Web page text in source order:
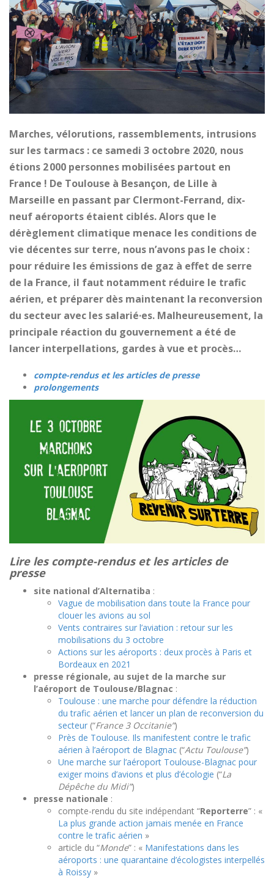
Marches, vélorutions, rassemblements, intrusions
sur les tarmacs : ce samedi 3 octobre 2020, nous
étions 2 000 personnes mobilisées partout en
France ! De Toulouse à Besançon, de Lille à
Marseille en passant par Clermont-Ferrand, dix-
neuf aéroports étaient ciblés. Alors que le
dérèglement climatique menace les conditions de
vie décentes sur terre, nous n’avons pas le choix :
pour réduire les émissions de gaz à effet de serre
de la France, il faut notamment réduire le trafic
aérien, et préparer dès maintenant la reconversion
du secteur avec les salarié·es. Malheureusement, la
principale réaction du gouvernement a été de
lancer interpellations, gardes à vue et procès…
compte-rendus et les articles de presse
prolongements
Lire les compte-rendus et les articles de
presse
site national d’Alternatiba :
Vague de mobilisation dans toute la France pour
clouer les avions au sol
Vents contraires sur l’aviation : retour sur les
mobilisations du 3 octobre
Actions sur les aéroports : deux procès à Paris et
Bordeaux en 2021
presse régionale, au sujet de la marche sur
l’aéroport de Toulouse/Blagnac :
Toulouse : une marche pour défendre la réduction
du trafic aérien et lancer un plan de reconversion du
secteur (“France 3 Occitanie”)
Près de Toulouse. Ils manifestent contre le trafic
aérien à l’aéroport de Blagnac (“Actu Toulouse”)
Une marche sur l’aéroport Toulouse-Blagnac pour
exiger moins d’avions et plus d’écologie (“La
Dépêche du Midi”)
presse nationale :
compte-rendu du site indépendant “Reporterre” : «
La plus grande action jamais menée en France
contre le trafic aérien »
article du “Monde” : « Manifestations dans les
aéroports : une quarantaine d’écologistes interpellés
à Roissy »